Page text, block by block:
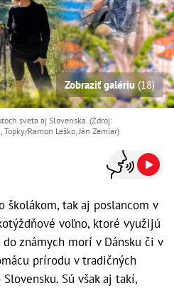
Zobraziť galériu (18)
sveta aj Slovenska. (Zdroj:
Topky/Ramon Leško, Ján Zemiar)
školákom, tak aj poslancom v
voľno, ktoré využijú
známych morí v Dánsku či v
prírodu v tradičných
Sú však aj takí,